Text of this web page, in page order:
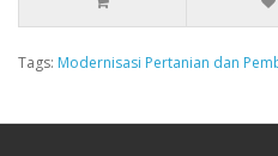
Tags: Modernisasi Pertanian dan